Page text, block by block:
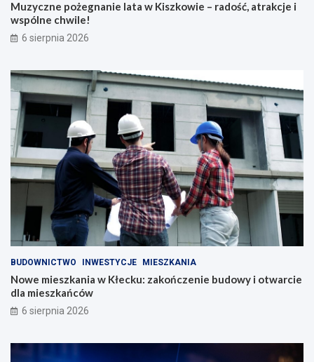
Muzyczne pożegnanie lata w Kiszkowie – radość, atrakcje i
wspólne chwile!
6 sierpnia 2026
BUDOWNICTWO INWESTYCJE MIESZKANIA
Nowe mieszkania w Kłecku: zakończenie budowy i otwarcie
dla mieszkańców
6 sierpnia 2026